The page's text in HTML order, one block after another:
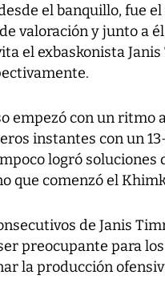
el banquillo, fue
valoración y junto a
el exbaskonista
empezó con un ritmo
instantes con un
logró
que comenzó el
de Janis
preocupante para
la producción